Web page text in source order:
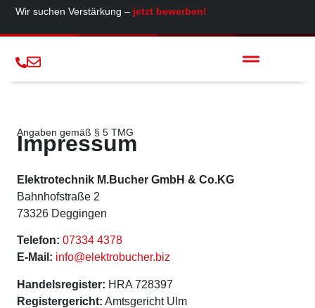
Wir suchen Verstärkung – jetzt bewerben!
Angaben gemäß § 5 TMG
Impressum
Elektrotechnik M.Bucher GmbH & Co.KG
Bahnhofstraße 2
73326 Deggingen
Telefon: 07334 4378
E-Mail: info@elektrobucher.biz
Handelsregister: HRA 728397
Registergericht: Amtsgericht Ulm